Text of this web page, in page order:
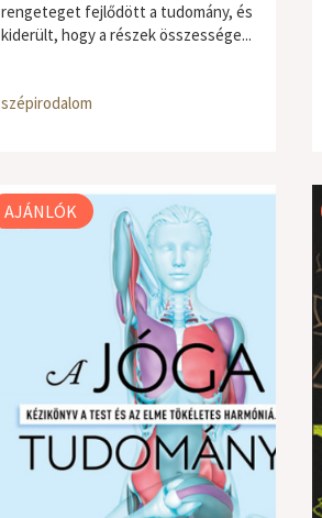
rengeteget fejlődött a tudomány, és
kiderült, hogy a részek összessége...
szépirodalom
AJÁNLÓK